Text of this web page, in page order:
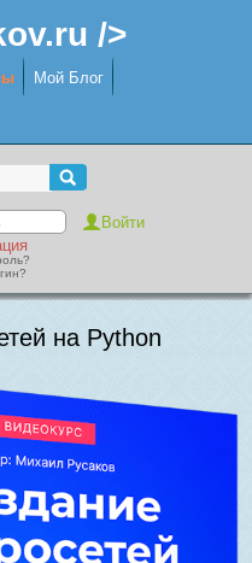
/>
Мой Блог
на Python